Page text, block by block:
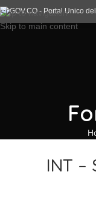
Skip to navigation
Skip to main content
INT –